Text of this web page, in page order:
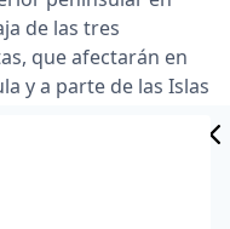
de las tres
que afectarán en
y a parte de las Islas
de la Agencia